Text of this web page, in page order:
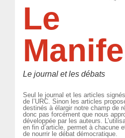
Le
Le journal et les débats
Seul le journal et les articles
de l’URC. Sinon les articles
destinés à élargir notre champ de
donc pas forcément que nous
développée par les auteurs.
en fin d’article, permet à chacune
de nourrir le débat démocratique.